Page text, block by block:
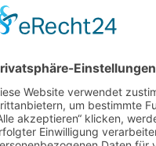
festes Büro, sondern die
wünschen, oder auch
die Beratungsangebote
Eltern haben eine
Aufgrund der Möglichkeit
Beratungsangeboten